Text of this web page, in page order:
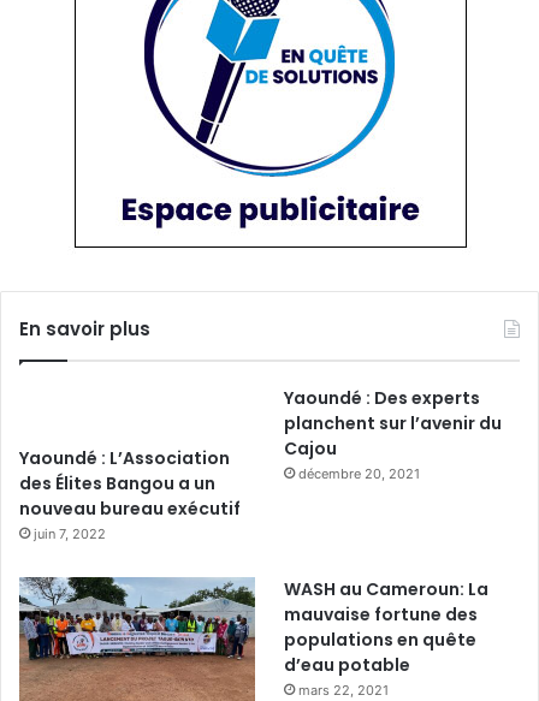
En savoir plus
Yaoundé : L’Association
des Élites Bangou a un
nouveau bureau exécutif
juin 7, 2022
Yaoundé : Des experts
planchent sur l’avenir du
Cajou
décembre 20, 2021
WASH au Cameroun: La
mauvaise fortune des
populations en quête
d’eau potable
mars 22, 2021